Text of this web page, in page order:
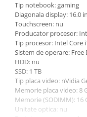
Tip notebook: gaming
Diagonala display: 16.0
Touchscreen: nu
Producator procesor:
Tip procesor: Intel Core
Sistem de operare: Free
HDD: nu
SSD: 1 TB
Tip placa video: nVidia
Memorie placa video: 8
Memorie (SODIMM): 16
Unitate optica: nu